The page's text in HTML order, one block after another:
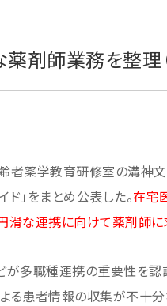
剤師業務を整理
薬学教育研修室の溝神
」をまとめ公表した。在宅
滑な連携に向けて薬剤師
多職種連携の重要性を認
る患者情報の収集が不十